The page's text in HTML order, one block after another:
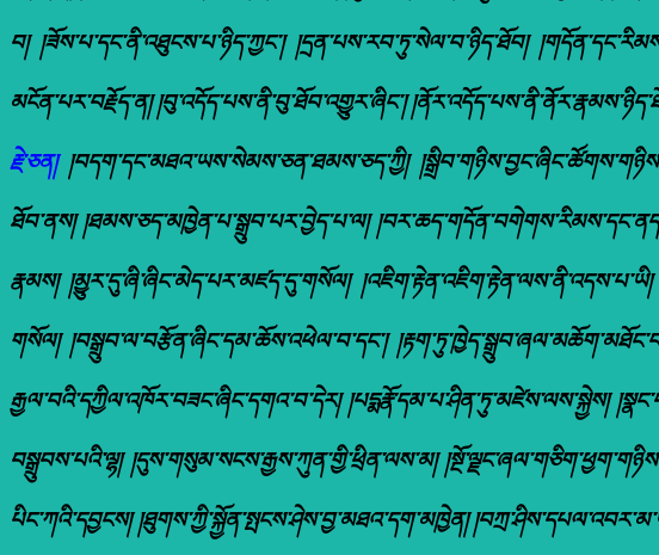
བ། །ཟོས་པ་དང་ནི་འཐུངས་པ་ཉིད་ཀྱང་། །དྲན་པས་རབ་ཏུ་སེལ་བ་ཉིད་ཐོབ།
མངོན་པར་བརྗོད་ན། །བུ་འདོད་པས་ནི་བུ་ཐོབ་འགྱུར་ཞིང་།
རྗེ་ཅན། །བདག་དང་མཐའ་ཡས་སེམས་ཅན་ཐམས་ཅད་ཀྱི།
ཐོབ་ནས། །ཐམས་ཅད་མཁྱེན་པ་སྒྲུབ་པར་བྱེད་པ་ལ།
རྣམས། །མྱུར་དུ་ཞི་ཞིང་མེད་པར་མཛད་དུ་གསོལ།
གསོལ། །བསྒྲུབ་ལ་བརྩོན་ཞིང་དམ་ཆོས་འཕེལ་བ་དང་།
རྒྱལ་བའི་དཀྱིལ་འཁོར་བཟང་ཞིང་དགའ་བ་དེར། །པདྨརྣོ་དམ་པ་ཤིན་ཏུ་མཛེས་ལས་སྐྱེས།
བསྒྲུབས་པའི་ལྷ། །དུས་གསུམ་སངས་རྒྱས་ཀུན་གྱི་ཕྲིན་ལས་མ།
པིང་ཀའི་དབྱངས། །ཐུགས་ཀྱི་སྐྱོན་སྤངས་ཤེས་བྱ་མཐའ་དག་མཁྱེན།